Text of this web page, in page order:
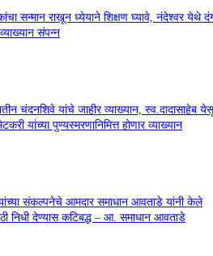
सन्मान राखून ध्येयाने शिक्षण घ्यावे, नंदेश्वर येथे
संपन्न
चंदनशिवे यांचे जाहीर व्याख्यान, स्व.दादासाहेब येसू
यांच्या पुण्यस्मरणानिमित्त होणार व्याख्यान
संकल्पनेचे आमदार समाधान आवताडे यांनी केले
निधी देण्यास कटिबद्ध – आ. समाधान आवताडे